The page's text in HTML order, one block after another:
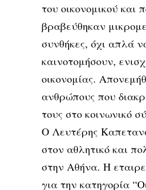
του οικονομικού και
βραβεύθηκαν
συνθήκες, όχι απλά
καινοτομήσουν,
οικονομίας.
ανθρώπους που
τους στο κοινωνικό
Ο Λευτέρης
στον αθλητικό και
στην Αθήνα. Η
για την κατηγορία